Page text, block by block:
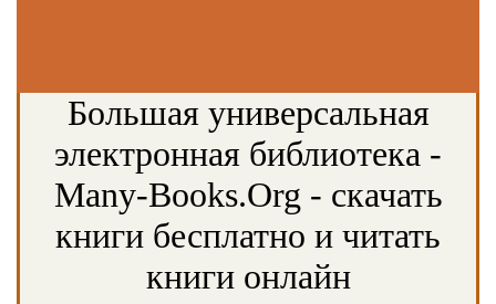
Большая универсальная
электронная библиотека -
Many-Books.Org - скачать
книги бесплатно и читать
книги онлайн